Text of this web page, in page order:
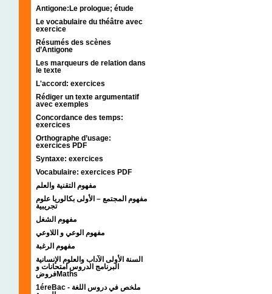
Antigone:Le prologue; étude
Le vocabulaire du théâtre avec
exercice
Résumés des scènes
d’Antigone
Les marqueurs de relation dans
le texte
L'accord: exercices
Rédiger un texte argumentatif
avec exemples
Concordance des temps:
exercices
Orthographe d’usage:
exercices PDF
Syntaxe: exercices
Vocabulaire: exercices PDF
مفهوم التقنية والعلم
مفهوم المجتمع – الأولى بكالوريا علوم
تجريبية
مفهوم الشغل
مفهوم الوعي و اللاوعي
مفهوم الرغبة
السنة الأولى الآداب والعلوم الإنسانية
البرنامج الدروس امتحانات و
فروضMaths
1éreBac - ملخص في دروس اللغة